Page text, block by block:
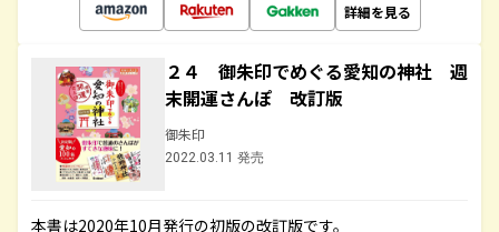
詳細を見る
２４ 御朱印でめぐる愛知の神社 週
末開運さんぽ 改訂版
御朱印
2022.03.11 発売
本書は2020年10月発行の初版の改訂版です。